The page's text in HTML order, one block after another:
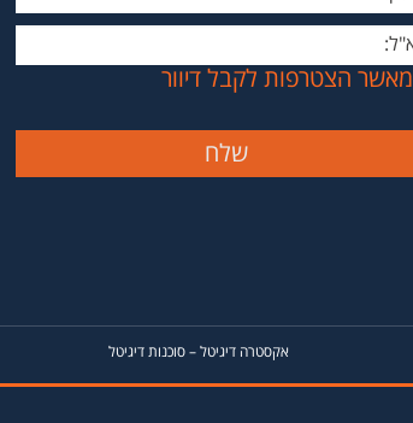
מאשר הצטרפות לקבל דיוור
אקסטרה דיגיטל– סוכנות דיגיטל